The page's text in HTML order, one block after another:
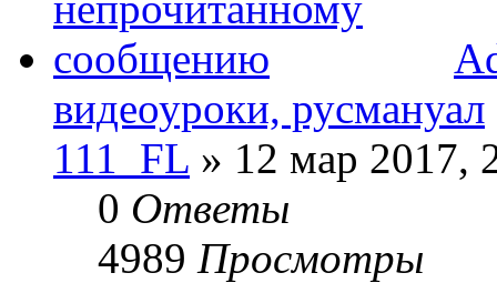
видеоуроки, русмануал
111_FL » 12 мар 2017,
0 Ответы
4989 Просмотры